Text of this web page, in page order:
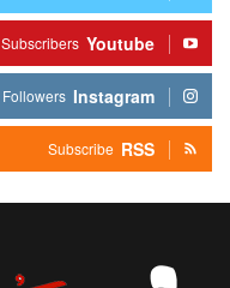
Youtube
Subscribers
Instagram
Followers
RSS
Subscribe